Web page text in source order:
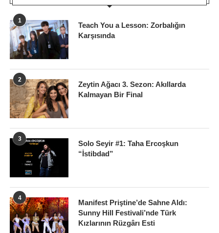
1
Teach You a Lesson: Zorbalığın
Karşısında
2
Zeytin Ağacı 3. Sezon: Akıllarda
Kalmayan Bir Final
3
Solo Seyir #1: Taha Ercoşkun
“İstibdad”
4
Manifest Priştine’de Sahne Aldı:
Sunny Hill Festivali’nde Türk
Kızlarının Rüzgârı Esti